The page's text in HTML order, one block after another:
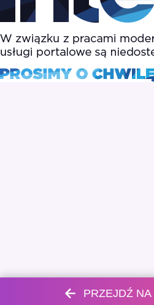
PRZEJDŹ NA